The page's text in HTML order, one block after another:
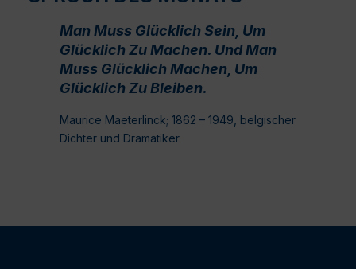
Man Muss Glücklich Sein, Um
Glücklich Zu Machen. Und Man
Muss Glücklich Machen, Um
Glücklich Zu Bleiben.
Maurice Maeterlinck; 1862 – 1949, belgischer
Dichter und Dramatiker